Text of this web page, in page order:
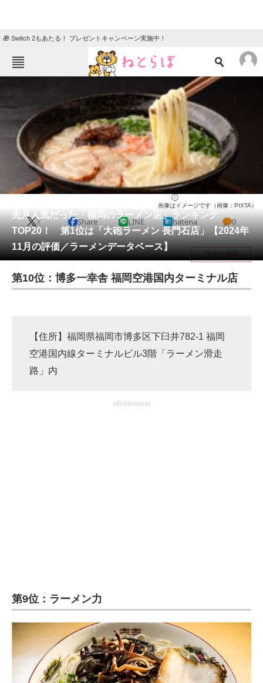
🎁 Switch 2もあたる！ プレゼントキャンペーン実施中！
ニュース
エンタメ クイズ
グルメ 地域
住まい 教育・育児
動物 リサーチ
会員記事
メディア
注目記事を集めた総合ページ
ITの今と未来を見通す
進化するPCとデバイスの未来
好きが集まる 比べて選べる
製造業のIT導入・活用を支援
エレクトロニクス専門サイト
電子設計の基本と応用
先月人気だった「福岡のラーメン店」ランキング
TOP20！ 第1位は「大砲ラーメン 長門石店」【2024年
11月の評価／ラーメンデータベース】
画像はイメージです（画像：PIXTA）
X Share LINE hatena 0
目次を表示
第10位：博多一幸舎 福岡空港国内ターミナル店
【住所】福岡県福岡市博多区下臼井782-1 福岡
空港国内線ターミナルビル3階「ラーメン滑走
路」内
advertisement
第9位：ラーメン力